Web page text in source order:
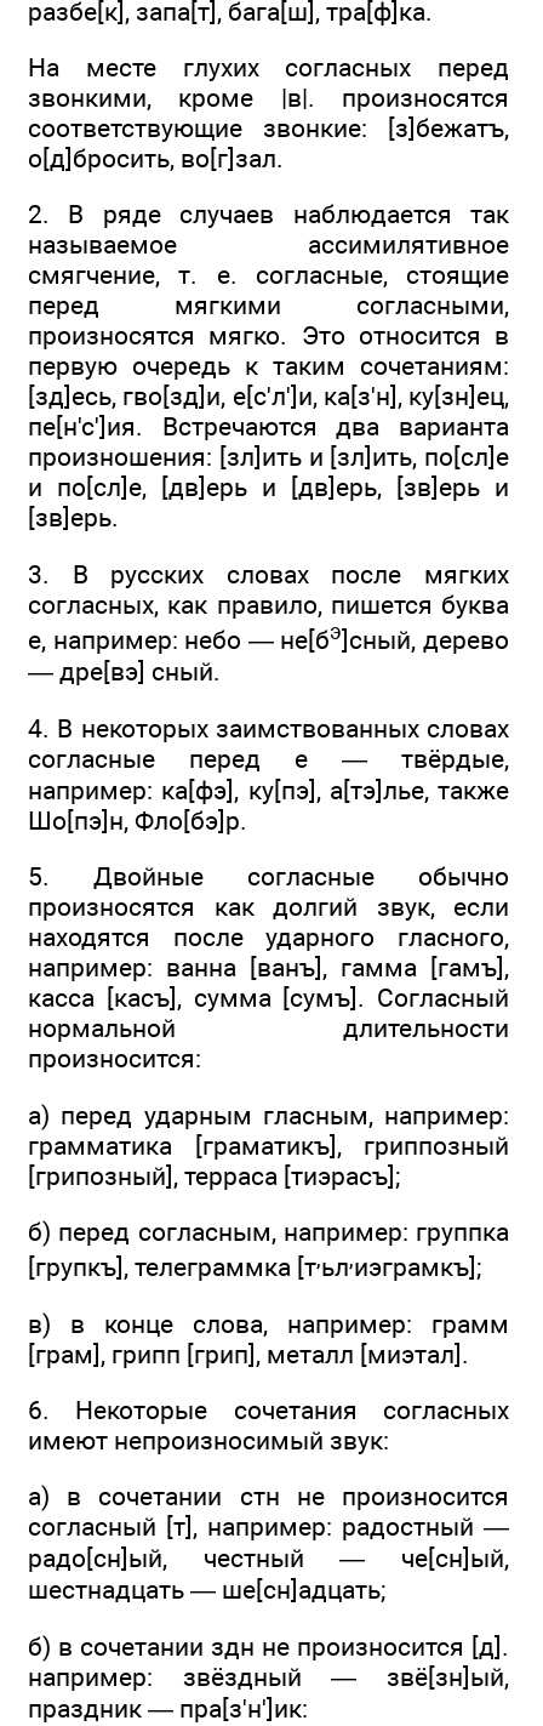
разбе[к], запа[т], бага[ш], тра[ф]ка.
На месте глухих согласных перед
звонкими, кроме |в|. произносятся
соответствующие звонкие: [з]бежатъ,
о[д]бросить, во[г]зал.
2. В ряде случаев наблюдается так
называемое ассимилятивное
смягчение, т. е. согласные, стоящие
перед мягкими согласными,
произносятся мягко. Это относится в
первую очередь к таким сочетаниям:
[зд]есь, гво[зд]и, е[с'л']и, ка[з'н], ку[зн]ец,
пе[н'с']ия. Встречаются два варианта
произношения: [зл]ить и [зл]ить, по[сл]е
и по[сл]е, [дв]ерь и [дв]ерь, [зв]ерь и
[зв]ерь.
3. В русских словах после мягких
согласных, как правило, пишется буква
е, например: небо — не[бэ]сный, дерево
— дре[вэ] сный.
4. В некоторых заимствованных словах
согласные перед е — твёрдые,
например: ка[фэ], ку[пэ], а[тэ]лье, также
Шо[пэ]н, Фло[бэ]р.
5. Двойные согласные обычно
произносятся как долгий звук, если
находятся после ударного гласного,
например: ванна [ванъ], гамма [гамъ],
касса [касъ], сумма [сумъ]. Согласный
нормальной длительности
произносится:
а) перед ударным гласным, например:
грамматика [граматикъ], гриппозный
[грипозный], терраса [тиэрасъ];
б) перед согласным, например: группка
[групкъ], телеграммка [т,ьл,иэграмкъ];
в) в конце слова, например: грамм
[грам], грипп [грип], металл [миэтал].
6. Некоторые сочетания согласных
имеют непроизносимый звук:
а) в сочетании стн не произносится
согласный [т], например: радостный —
радо[сн]ый, честный — че[сн]ый,
шестнадцать — ше[сн]адцать;
б) в сочетании здн не произносится [д].
например: звёздный — звё[зн]ый,
праздник — пра[з'н']ик: